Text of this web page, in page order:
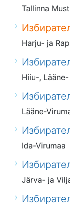
Tallinna
Harju- ja
Hiiu-,
Lääne-
Ida-Virumaa
Järva- ja